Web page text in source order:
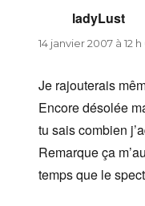
ladyLust
14 janvier 2007 à 12
Je rajouterais
Encore désolée
tu sais combien
Remarque ça
temps que le